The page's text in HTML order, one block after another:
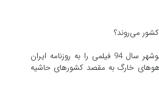
می‌روند؟
فعالان حوزه محیط زیست بوشهر سال 94 فیلمی را به روزنامه ایران
خارگ به مقصد کشورهای حاشیه